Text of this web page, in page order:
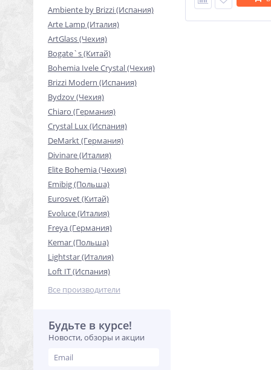
Ambiente by Brizzi (Испания)
Arte Lamp (Италия)
ArtGlass (Чехия)
Bogate`s (Китай)
Bohemia Ivele Crystal (Чехия)
Brizzi Modern (Испания)
Bydzov (Чехия)
Chiaro (Германия)
Crystal Lux (Испания)
DeMarkt (Германия)
Divinare (Италия)
Elite Bohemia (Чехия)
Emibig (Польша)
Eurosvet (Китай)
Evoluce (Италия)
Freya (Германия)
Kemar (Польша)
Lightstar (Италия)
Loft IT (Испания)
Все производители
Будьте в курсе!
Новости, обзоры и акции